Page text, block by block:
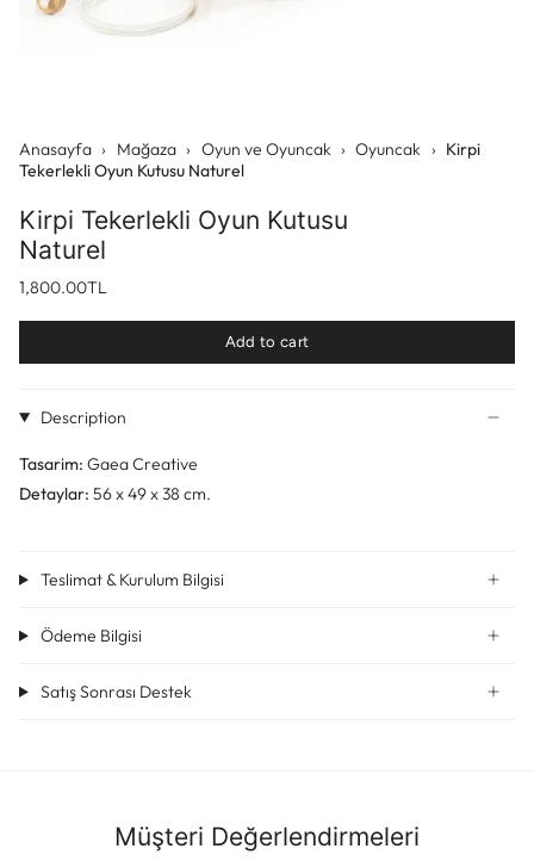
Anasayfa › Mağaza › Oyun ve Oyuncak › Oyuncak › Kirpi
Tekerlekli Oyun Kutusu Naturel
Kirpi Tekerlekli Oyun Kutusu
Naturel
1,800.00TL
Add to cart
Description
Tasarim: Gaea Creative
Detaylar: 56 x 49 x 38 cm.
Teslimat & Kurulum Bilgisi
Ödeme Bilgisi
Satış Sonrası Destek
Müşteri Değerlendirmeleri